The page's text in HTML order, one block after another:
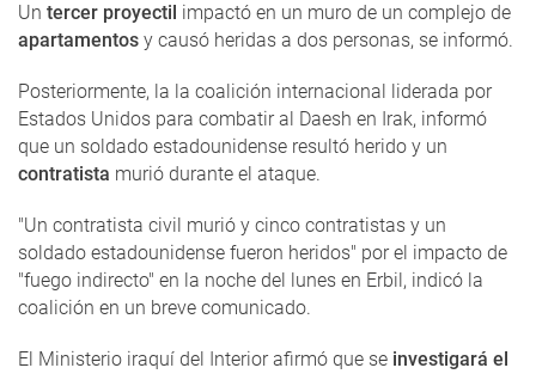
Un tercer proyectil impactó en un muro de un complejo de
apartamentos y causó heridas a dos personas, se informó.
Posteriormente, la la coalición internacional liderada por
Estados Unidos para combatir al Daesh en Irak, informó
que un soldado estadounidense resultó herido y un
contratista murió durante el ataque.
"Un contratista civil murió y cinco contratistas y un
soldado estadounidense fueron heridos" por el impacto de
"fuego indirecto" en la noche del lunes en Erbil, indicó la
coalición en un breve comunicado.
El Ministerio iraquí del Interior afirmó que se investigará el